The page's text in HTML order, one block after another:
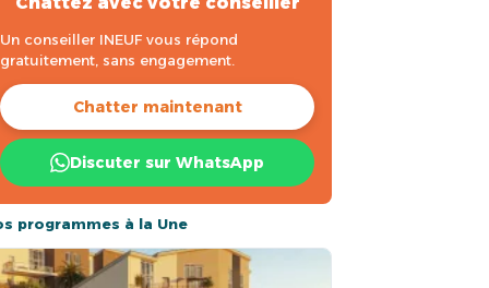
Un conseiller INEUF vous répond
gratuitement, sans engagement.
Chatter maintenant
Discuter sur WhatsApp
programmes à la Une